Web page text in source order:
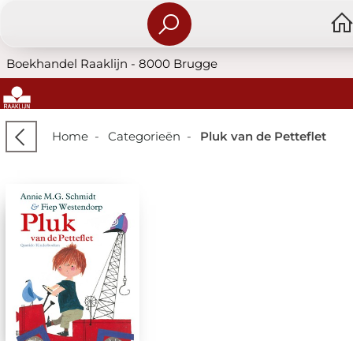
Boekhandel Raaklijn - 8000 Brugge
Home- Categorieën - Pluk van de Petteflet